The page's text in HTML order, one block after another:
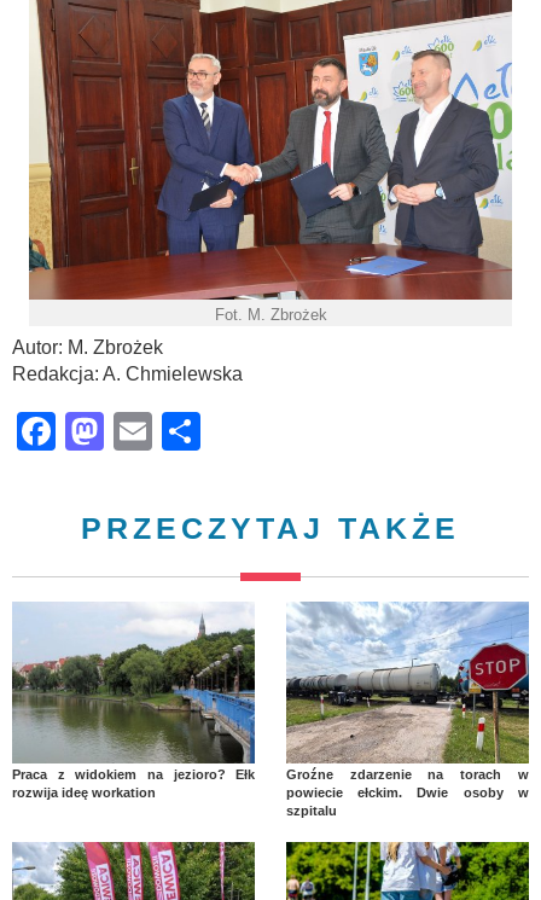
Fot. M. Zbrożek
Autor: M. Zbrożek
Redakcja: A. Chmielewska
Facebook
Mastodon
Email
PRZECZYTAJ TAKŻE
Praca z widokiem na jezioro? Ełk
rozwija ideę workation
Groźne zdarzenie na torach w
powiecie ełckim. Dwie osoby w
szpitalu